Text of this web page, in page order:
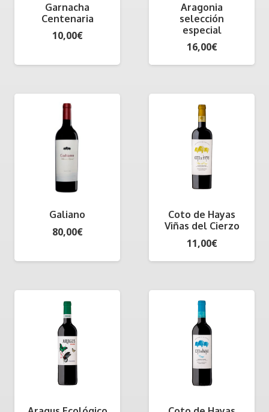
Garnacha
Centenaria
10,00€
Aragonia
selección
especial
16,00€
Galiano
80,00€
Coto de Hayas
Viñas del Cierzo
11,00€